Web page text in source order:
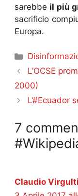
sarebbe il più
sacrificio
Europa.
Categorie
L’OCSE
2000)
L’#Ecuador
7
Claudio Virgulti